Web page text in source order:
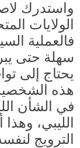
واستدرك
الولايات
فالعملية
سهلة حتى
يحتاج إلى
هذه الشخصية
في الشأن
الليبي،
الترويج